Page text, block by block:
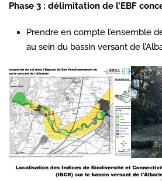
Phase 3 : délimitation de l’EBF
Prendre en compte l’ensemble
au sein du bassin versant de